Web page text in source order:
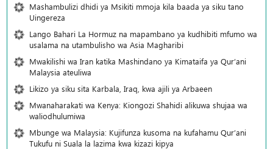
Mashambulizi dhidi ya Msikiti mmoja kila baada ya siku tano
Uingereza
Lango Bahari La Hormuz na mapambano ya kudhibiti mfumo wa
usalama na utambulisho wa Asia Magharibi
Mwakilishi wa Iran katika Mashindano ya Kimataifa ya Qur’ani
Malaysia ateuliwa
Likizo ya siku sita Karbala, Iraq, kwa ajili ya Arbaeen
Mwanaharakati wa Kenya: Kiongozi Shahidi alikuwa shujaa wa
waliodhulumiwa
Mbunge wa Malaysia: Kujifunza kusoma na kufahamu Qur’ani
Tukufu ni Suala la lazima kwa kizazi kipya